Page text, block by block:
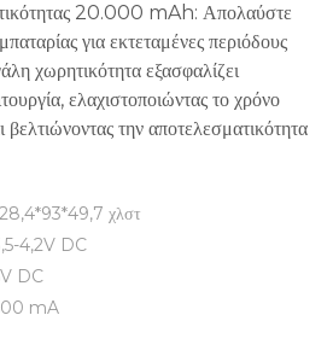
20.000 mAh: Απολαύστε
για εκτεταμένες περιόδους
χωρητικότητα εξασφαλίζει
ελαχιστοποιώντας το χρόνο
βελτιώνοντας την αποτελεσματικότητα
χλστ
4,2V DC
DC
mA